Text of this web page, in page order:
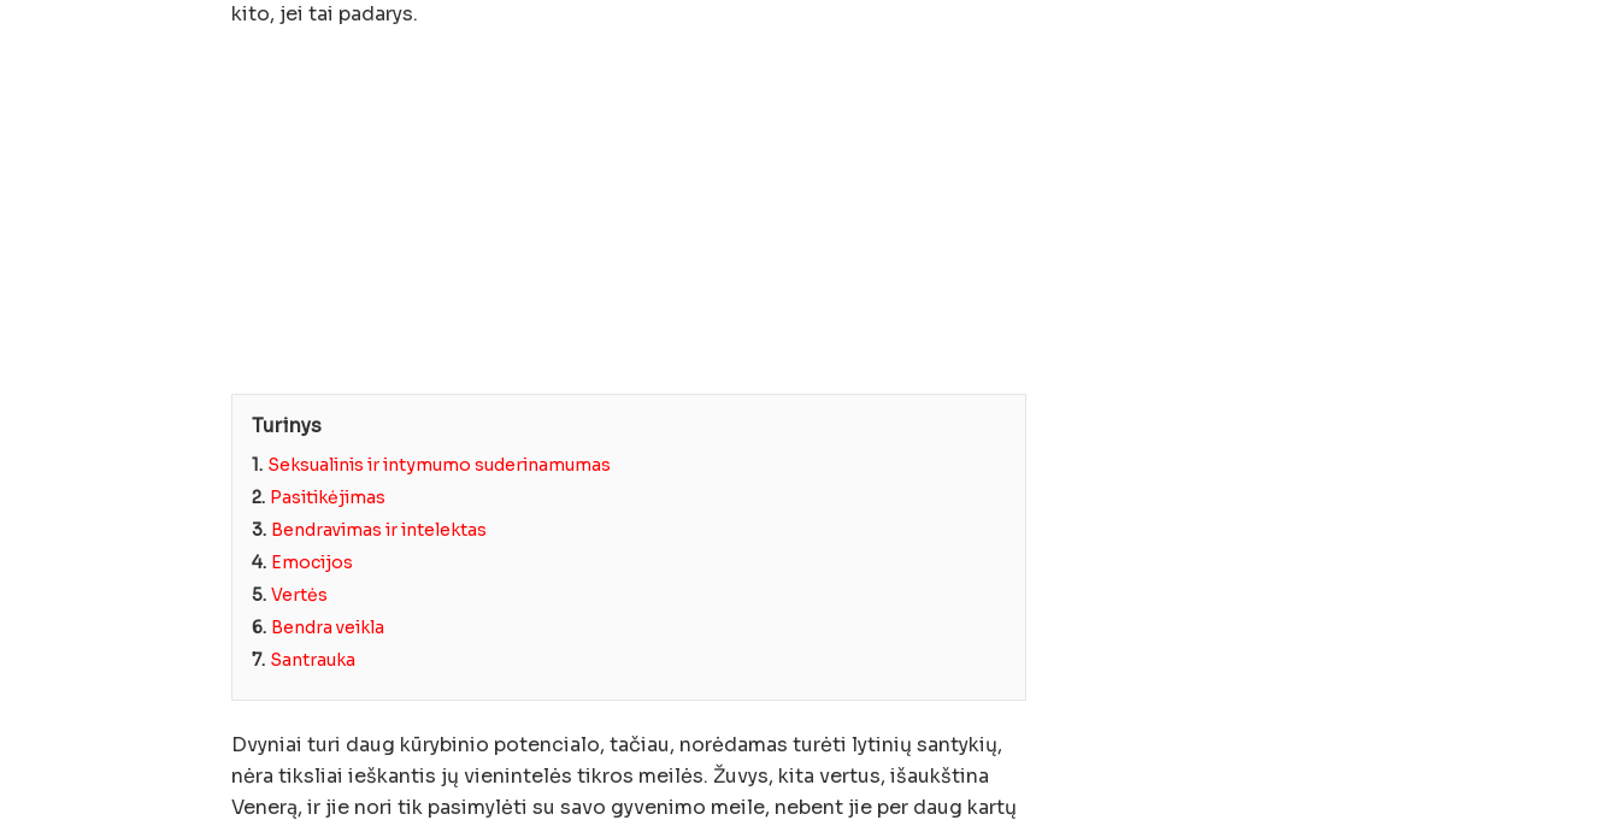
kito, jei tai padarys.
Turinys
1. Seksualinis ir intymumo suderinamumas
2. Pasitikėjimas
3. Bendravimas ir intelektas
4. Emocijos
5. Vertės
6. Bendra veikla
7. Santrauka
Dvyniai turi daug kūrybinio potencialo, tačiau, norėdamas turėti lytinių santykių,
nėra tiksliai ieškantis jų vienintelės tikros meilės. Žuvys, kita vertus, išaukština
Venerą, ir jie nori tik pasimylėti su savo gyvenimo meile, nebent jie per daug kartų